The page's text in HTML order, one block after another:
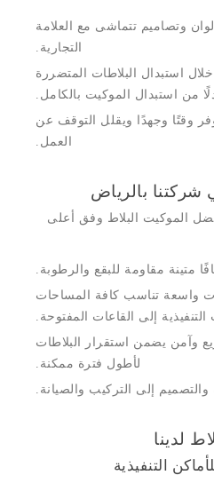
وتصاميم تتماشى مع العلامة
التجارية.
استبدال البلاطات المتضررة
من استبدال الموكيت بالكامل.
وقتًا وجهدًا ويقلل التوقف عن
العمل.
شركتنا بالرياض
الموكيت البلاط وفق أعلى
متينة مقاومة للبقع والرطوبة.
واسعة تناسب كافة المساحات
إلى القاعات المفتوحة.
وآمن يضمن استقرار البلاطات
لأطول فترة ممكنة.
إلى التركيب والصيانة.
لدينا